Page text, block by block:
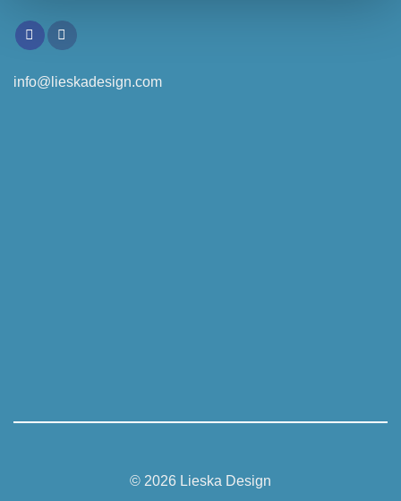
info@lieskadesign.com
© 2026 Lieska Design